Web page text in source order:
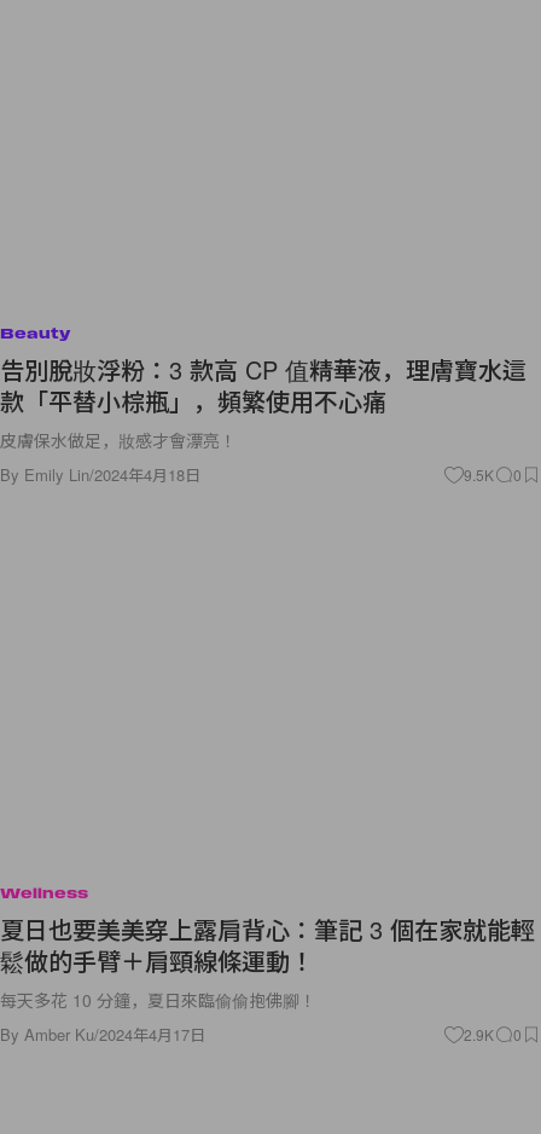
Beauty
告別脫妝浮粉：3 款高 CP 值精華液，理膚寶水這
款「平替小棕瓶」，頻繁使用不心痛
皮膚保水做足，妝感才會漂亮！
By Emily Lin/2024年4月18日 9.5K 0
Wellness
夏日也要美美穿上露肩背心：筆記 3 個在家就能輕
鬆做的手臂＋肩頸線條運動！
每天多花 10 分鐘，夏日來臨偷偷抱佛腳！
By Amber Ku/2024年4月17日 2.9K 0